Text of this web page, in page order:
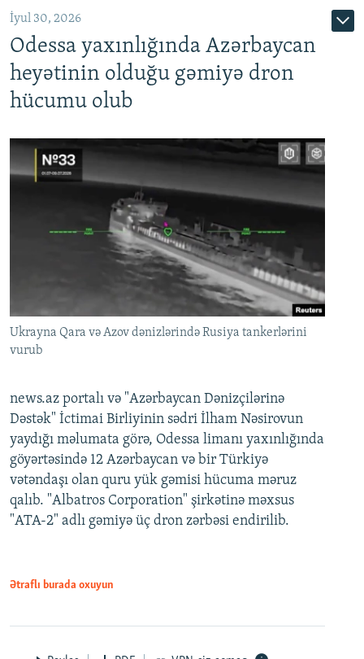
İyul 30, 2026
Odessa yaxınlığında Azərbaycan
heyətinin olduğu gəmiyə dron
hücumu olub
Ukrayna Qara və Azov dənizlərində Rusiya tankerlərini
vurub
news.az portalı və "Azərbaycan Dənizçilərinə
Dəstək" İctimai Birliyinin sədri İlham Nəsirovun
yaydığı məlumata görə, Odessa limanı yaxınlığında
göyərtəsində 12 Azərbaycan və bir Türkiyə
vətəndaşı olan quru yük gəmisi hücuma məruz
qalıb. "Albatros Corporation" şirkətinə məxsus
"ATA-2" adlı gəmiyə üç dron zərbəsi endirilib.
Ətraflı burada oxuyun